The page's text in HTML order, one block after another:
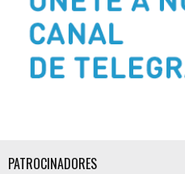
PATROCINADORES